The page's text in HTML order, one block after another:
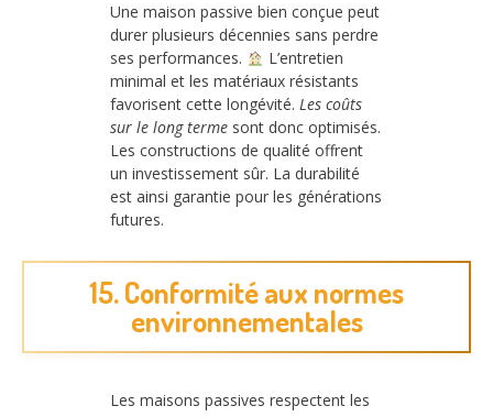
Une maison passive bien conçue peut
durer plusieurs décennies sans perdre
ses performances.
L’entretien
minimal et les matériaux résistants
favorisent cette longévité. Les coûts
sur le long terme sont donc optimisés.
Les constructions de qualité offrent
un investissement sûr. La durabilité
est ainsi garantie pour les générations
futures.
15. Conformité aux normes
environnementales
Les maisons passives respectent les